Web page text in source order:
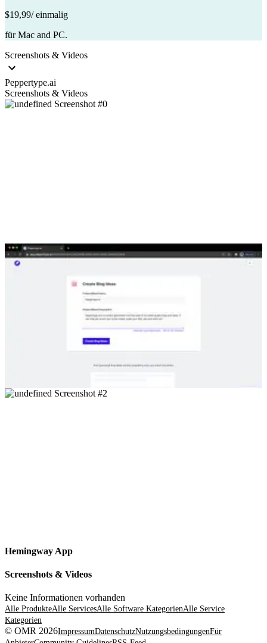
$19,99/ einmalig
für Mac and PC.
Screenshots & Videos
Peppertype.ai
Screenshots & Videos
Hemingway App
Screenshots & Videos
Keine Informationen vorhanden
Alle ProdukteAlle ServicesAlle Software KategorienAlle Service
Kategorien
© OMR 2026ImpressumDatenschutzNutzungsbedingungenFür